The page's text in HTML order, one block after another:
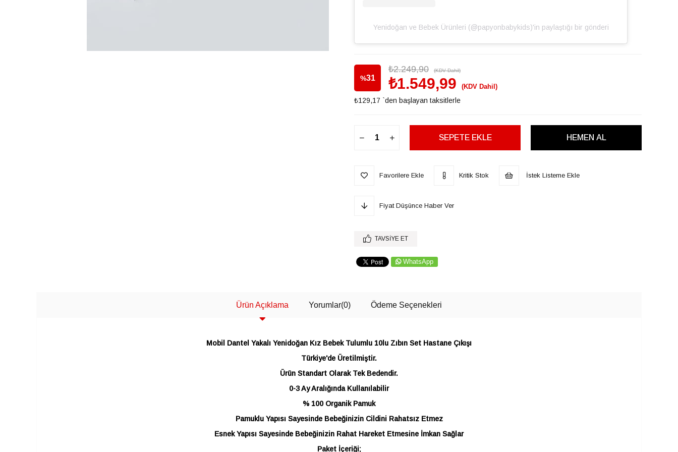
Yenidoğan ve Bebek Ürünleri (@papyonbabykids)'in paylaştığı bir gönderi
%31
İndirim
₺2.249,90 (KDV Dahil)
₺1.549,99 (KDV Dahil)
₺129,17 `den başlayan taksitlerle
Favorilere Ekle Kritik Stok İstek Listeme Ekle
Fiyat Düşünce Haber Ver
TAVSIYE ET
WhatsApp
Ürün Açıklama Yorumlar(0) Ödeme Seçenekleri
Mobil Dantel Yakalı Yenidoğan Kız Bebek Tulumlu 10lu Zıbın Set Hastane Çıkışı
Türkiye'de Üretilmiştir.
Ürün Standart Olarak Tek Bedendir.
0-3 Ay Aralığında Kullanılabilir
% 100 Organik Pamuk
Pamuklu Yapısı Sayesinde Bebeğinizin Cildini Rahatsız Etmez
Esnek Yapısı Sayesinde Bebeğinizin Rahat Hareket Etmesine İmkan Sağlar
Paket İçeriği;